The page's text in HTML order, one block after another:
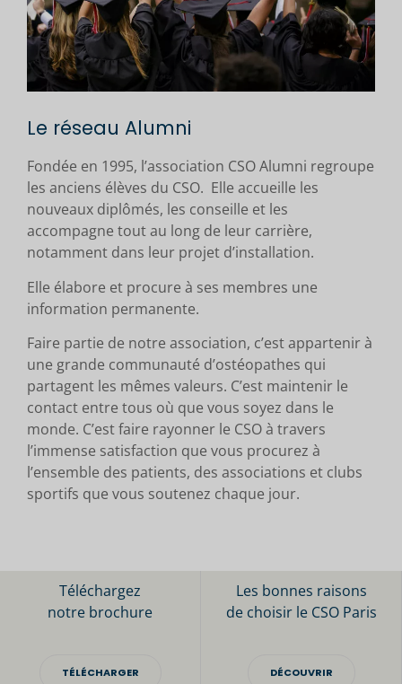
Le réseau Alumni
Fondée en 1995, l’association CSO Alumni regroupe
les anciens élèves du CSO. Elle accueille les
nouveaux diplômés, les conseille et les
accompagne tout au long de leur carrière,
notamment dans leur projet d’installation.
Elle élabore et procure à ses membres une
information permanente.
Faire partie de notre association, c’est appartenir à
une grande communauté d’ostéopathes qui
partagent les mêmes valeurs. C’est maintenir le
contact entre tous où que vous soyez dans le
monde. C’est faire rayonner le CSO à travers
l’immense satisfaction que vous procurez à
l’ensemble des patients, des associations et clubs
sportifs que vous soutenez chaque jour.
Téléchargez
notre brochure
TÉLÉCHARGER
Les bonnes raisons
de choisir le CSO Paris
DÉCOUVRIR